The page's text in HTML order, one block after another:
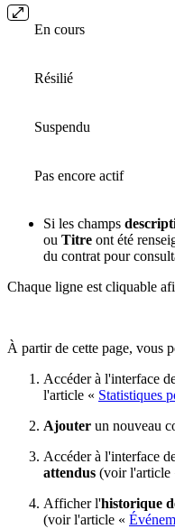
En cours
Résilié
Suspendu
Pas encore actif
Si les champs
ou Titre ont été
du contrat pour
Chaque ligne est cliquable
À partir de cette page, vous
Accéder à l'interface
l'article « Statistiques
Ajouter un nouveau
Accéder à l'interface
attendus (voir l'article
Afficher l'historique
(voir l'article «